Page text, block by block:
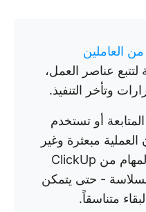
عناصر العمل،
وتأخر التنفيذ.
أو تستخدم
العملية مبعثرة وغير
فعالة. يضمن لك حل إدارة المهام من ClickUp
- حتى يتمكن
متناسقاً.